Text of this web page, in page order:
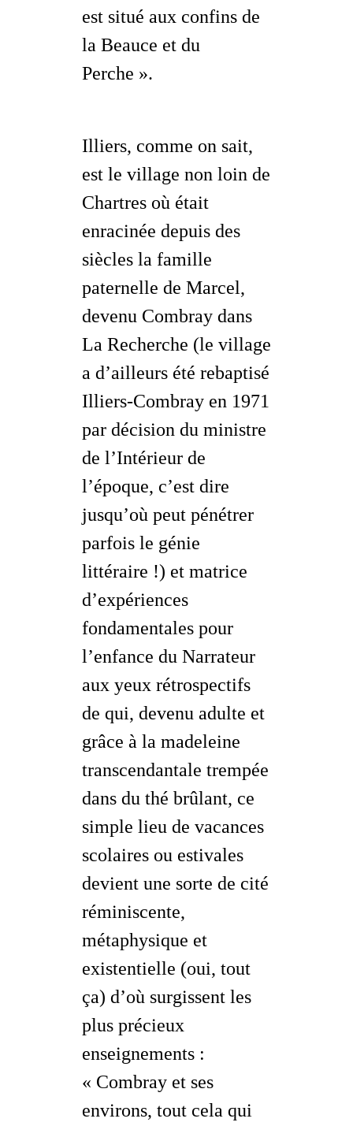
est situé aux confins de
la Beauce et du
Perche ».
Illiers, comme on sait,
est le village non loin de
Chartres où était
enracinée depuis des
siècles la famille
paternelle de Marcel,
devenu Combray dans
La Recherche (le village
a d’ailleurs été rebaptisé
Illiers-Combray en 1971
par décision du ministre
de l’Intérieur de
l’époque, c’est dire
jusqu’où peut pénétrer
parfois le génie
littéraire !) et matrice
d’expériences
fondamentales pour
l’enfance du Narrateur
aux yeux rétrospectifs
de qui, devenu adulte et
grâce à la madeleine
transcendantale trempée
dans du thé brûlant, ce
simple lieu de vacances
scolaires ou estivales
devient une sorte de cité
réminiscente,
métaphysique et
existentielle (oui, tout
ça) d’où surgissent les
plus précieux
enseignements :
« Combray et ses
environs, tout cela qui